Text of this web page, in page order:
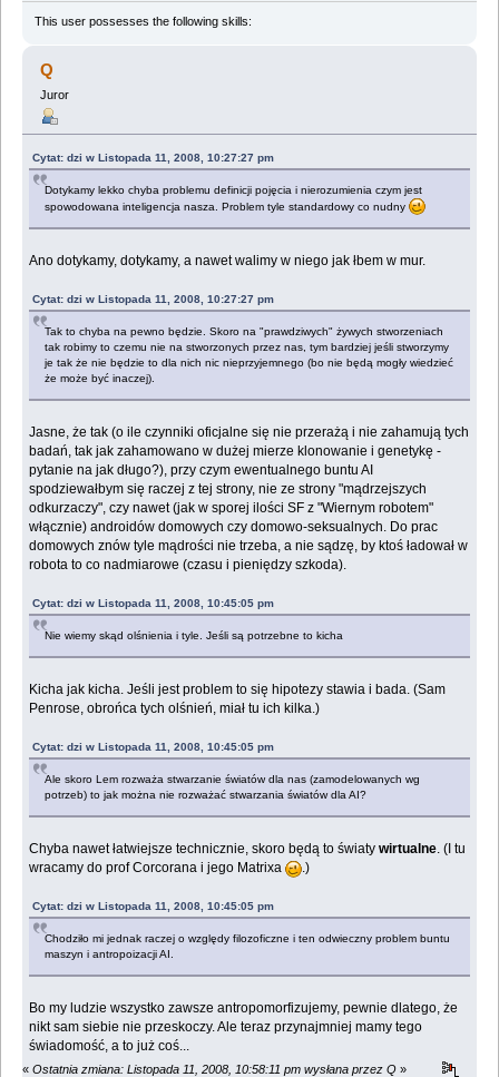
This user possesses the following skills:
Q
Juror
Cytat: dzi w Listopada 11, 2008, 10:27:27 pm
Dotykamy lekko chyba problemu definicji pojęcia i nierozumienia czym jest
spowodowana inteligencja nasza. Problem tyle standardowy co nudny
Ano dotykamy, dotykamy, a nawet walimy w niego jak łbem w mur.
Cytat: dzi w Listopada 11, 2008, 10:27:27 pm
Tak to chyba na pewno będzie. Skoro na "prawdziwych" żywych stworzeniach
tak robimy to czemu nie na stworzonych przez nas, tym bardziej jeśli stworzymy
je tak że nie będzie to dla nich nic nieprzyjemnego (bo nie będą mogły wiedzieć
że może być inaczej).
Jasne, że tak (o ile czynniki oficjalne się nie przerażą i nie zahamują tych
badań, tak jak zahamowano w dużej mierze klonowanie i genetykę -
pytanie na jak długo?), przy czym ewentualnego buntu AI
spodziewałbym się raczej z tej strony, nie ze strony "mądrzejszych
odkurzaczy", czy nawet (jak w sporej ilości SF z "Wiernym robotem"
włącznie) androidów domowych czy domowo-seksualnych. Do prac
domowych znów tyle mądrości nie trzeba, a nie sądzę, by ktoś ładował w
robota to co nadmiarowe (czasu i pieniędzy szkoda).
Cytat: dzi w Listopada 11, 2008, 10:45:05 pm
Nie wiemy skąd olśnienia i tyle. Jeśli są potrzebne to kicha
Kicha jak kicha. Jeśli jest problem to się hipotezy stawia i bada. (Sam
Penrose, obrońca tych olśnień, miał tu ich kilka.)
Cytat: dzi w Listopada 11, 2008, 10:45:05 pm
Ale skoro Lem rozważa stwarzanie światów dla nas (zamodelowanych wg
potrzeb) to jak można nie rozważać stwarzania światów dla AI?
Chyba nawet łatwiejsze technicznie, skoro będą to światywirtualne. (I tu
wracamy do prof Corcorana i jego Matrixa
.)
Cytat: dzi w Listopada 11, 2008, 10:45:05 pm
Chodziło mi jednak raczej o względy filozoficzne i ten odwieczny problem buntu
maszyn i antropoizacji AI.
Bo my ludzie wszystko zawsze antropomorfizujemy, pewnie dlatego, że
nikt sam siebie nie przeskoczy. Ale teraz przynajmniej mamy tego
świadomość, a to już coś...
« Ostatnia zmiana: Listopada 11, 2008, 10:58:11 pm wysłana przez Q »